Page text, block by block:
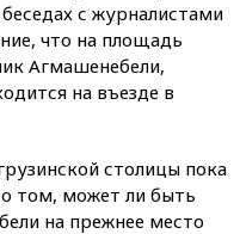
с журналистами
что на площадь
Агмашенебели,
на въезде в
столицы пока
о том, может ли быть
на прежнее место